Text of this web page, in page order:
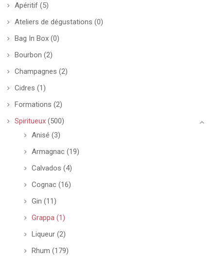
Apéritif (5)
Ateliers de dégustations (0)
Bag In Box (0)
Bourbon (2)
Champagnes (2)
Cidres (1)
Formations (2)
Spiritueux (500)
Anisé (3)
Armagnac (19)
Calvados (4)
Cognac (16)
Gin (11)
Grappa (1)
Liqueur (2)
Rhum (179)